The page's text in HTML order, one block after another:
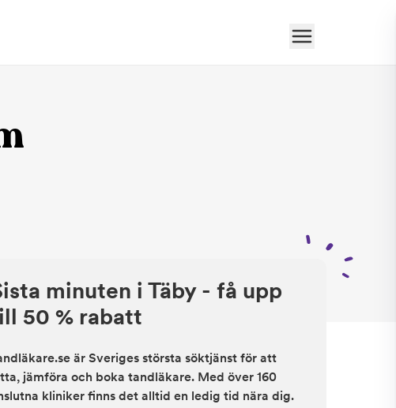
minuten i Täby - få upp
50 % rabatt
är Sveriges största söktjänst för att
jämföra och boka tandläkare. Med över 160
kliniker finns det alltid en ledig tid nära dig.